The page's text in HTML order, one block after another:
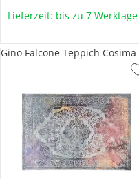
Lieferzeit: bis zu 7 Werktage
Gino Falcone Teppich Cosima